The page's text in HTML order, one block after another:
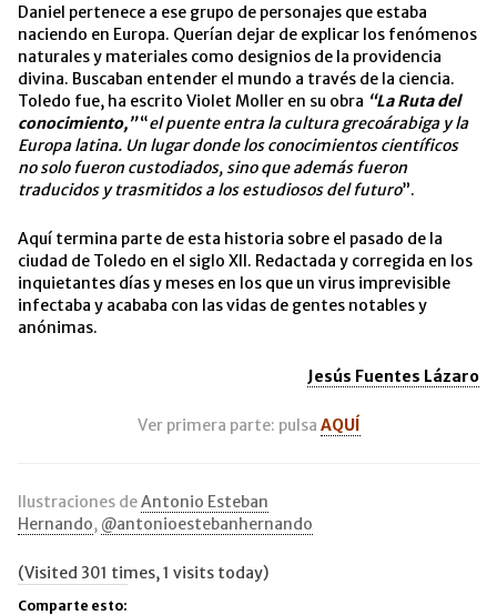
Daniel pertenece a ese grupo de personajes que estaba
naciendo en Europa. Querían dejar de explicar los fenómenos
naturales y materiales como designios de la providencia
divina. Buscaban entender el mundo a través de la ciencia.
Toledo fue, ha escrito Violet Moller en su obra “La Ruta del
conocimiento,”“el puente entra la cultura grecoárabiga y la
Europa latina. Un lugar donde los conocimientos científicos
no solo fueron custodiados, sino que además fueron
traducidos y trasmitidos a los estudiosos del futuro”.
Aquí termina parte de esta historia sobre el pasado de la
ciudad de Toledo en el siglo XII. Redactada y corregida en los
inquietantes días y meses en los que un virus imprevisible
infectaba y acababa con las vidas de gentes notables y
anónimas.
Jesús Fuentes Lázaro
Ver primera parte: pulsa AQUÍ
Ilustraciones deAntonio Esteban
Hernando, @antonioestebanhernando
(Visited 301 times, 1 visits today)
Comparte esto: